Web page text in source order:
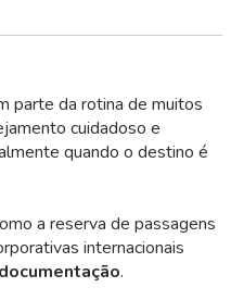
parte da rotina de muitos
cuidadoso e
quando o destino é
a reserva de passagens
internacionais
documentação.